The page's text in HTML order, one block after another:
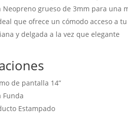
Neopreno grueso de 3mm para una
que ofrece un cómodo acceso a
y delgada a la vez que elegante
de pantalla 14”
Funda
Estampado